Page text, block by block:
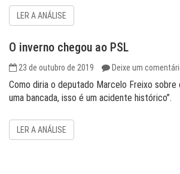
LER A ANÁLISE
O inverno chegou ao PSL
23 de outubro de 2019 Deixe um
Como diria o deputado Marcelo Freixo sobre
uma bancada, isso é um acidente histórico”.
LER A ANÁLISE